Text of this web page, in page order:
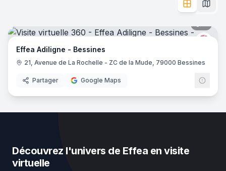
en visite
Effea
Effea Adiligne - Bessines
21, Avenue de La Rochelle - ZC de la Mude, 79000 Bessines
Partager Google Maps
Découvrez l'univers de Effea en visite
virtuelle